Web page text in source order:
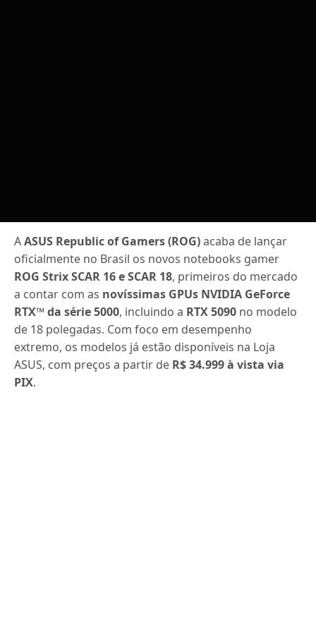
AASUS Republic of Gamers (ROG)acaba de lançar
oficialmente no Brasil os novos notebooks gamer
ROG Strix SCAR 16 e SCAR 18, primeiros do mercado
a contar com as novíssimas GPUs NVIDIA GeForce
RTX™ da série 5000, incluindo a RTX 5090 no modelo
de 18 polegadas. Com foco em desempenho
extremo, os modelos já estão disponíveis na Loja
ASUS, com preços a partir de R$ 34.999 à vista via
PIX.